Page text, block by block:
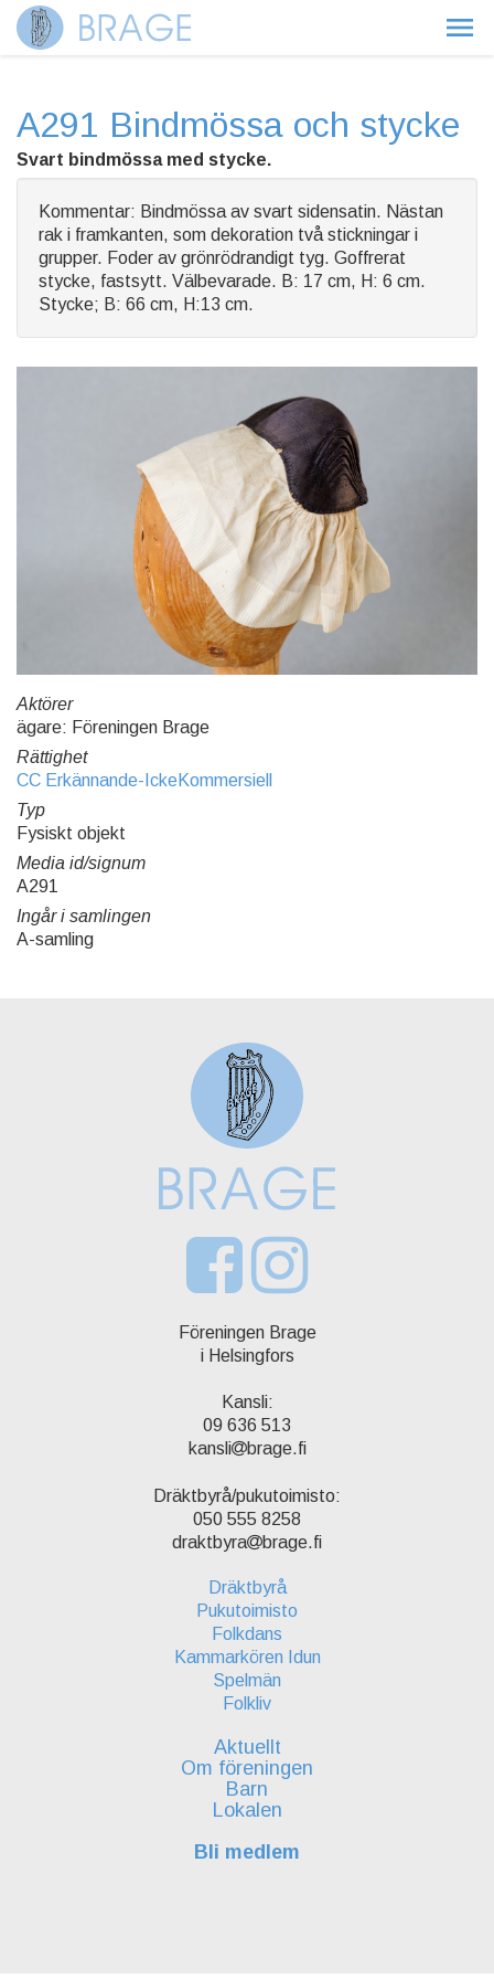
A291 Bindmössa och stycke
Svart bindmössa med stycke.
Kommentar: Bindmössa av svart sidensatin. Nästan
rak i framkanten, som dekoration två stickningar i
grupper. Foder av grönrödrandigt tyg. Goffrerat
stycke, fastsytt. Välbevarade. B: 17 cm, H: 6 cm.
Stycke; B: 66 cm, H:13 cm.
Aktörer
ägare: Föreningen Brage
Rättighet
CC Erkännande-IckeKommersiell
Typ
Fysiskt objekt
Media id/signum
A291
Ingår i samlingen
A-samling
Föreningen Brage
i Helsingfors
Kansli:
09 636 513
kansli
brage.fi
Dräktbyrå/pukutoimisto:
050 555 8258
draktbyra
brage.fi
Dräktbyrå
Pukutoimisto
Folkdans
Kammarkören Idun
Spelmän
Folkliv
Aktuellt
Om föreningen
Barn
Lokalen
Bli medlem